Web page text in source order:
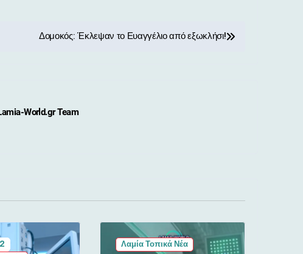
Δομοκός: Έκλεψαν το Ευαγγέλιο από εξωκλήσι!
World.gr Team
Λαμία Τοπικά Νέα